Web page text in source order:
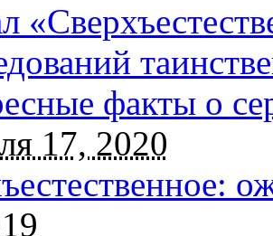
факты о
17, 2020